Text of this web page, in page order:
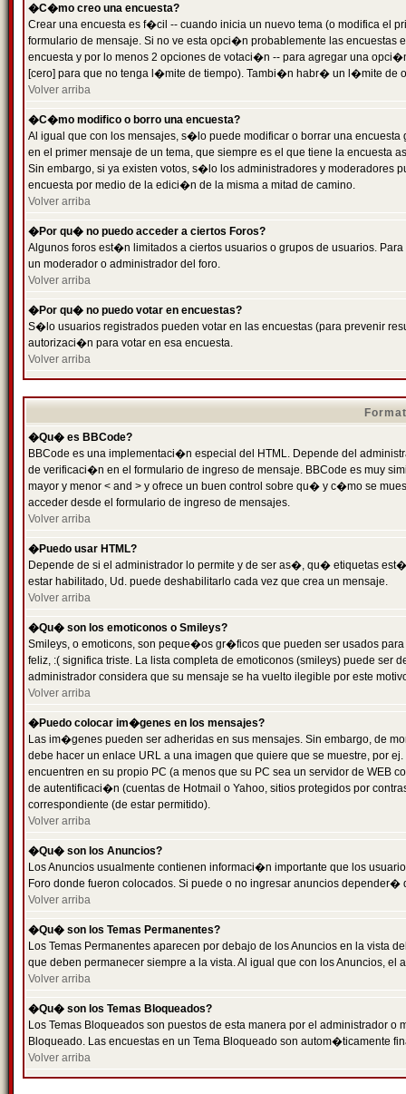
�C�mo creo una encuesta?
Crear una encuesta es f�cil -- cuando inicia un nuevo tema (o modifica el
formulario de mensaje. Si no ve esta opci�n probablemente las
encuesta y por lo menos 2 opciones de votaci�n -- para agregar una
[cero] para que no tenga l�mite de tiempo). Tambi�n habr� un l�mite de
Volver arriba
�C�mo modifico o borro una encuesta?
Al igual que con los mensajes, s�lo puede modificar o borrar una
en el primer mensaje de un tema, que siempre es el que tiene la encuesta
Sin embargo, si ya existen votos, s�lo los administradores y moderadores
encuesta por medio de la edici�n de la misma a mitad de camino.
Volver arriba
�Por qu� no puedo acceder a ciertos Foros?
Algunos foros est�n limitados a ciertos usuarios o grupos de usuarios.
un moderador o administrador del foro.
Volver arriba
�Por qu� no puedo votar en encuestas?
S�lo usuarios registrados pueden votar en las encuestas (para prevenir
autorizaci�n para votar en esa encuesta.
Volver arriba
�Qu� es BBCode?
BBCode es una implementaci�n especial del HTML. Depende del
de verificaci�n en el formulario de ingreso de mensaje. BBCode es muy
mayor y menor < and > y ofrece un buen control sobre qu� y c�mo se
acceder desde el formulario de ingreso de mensajes.
Volver arriba
�Puedo usar HTML?
Depende de si el administrador lo permite y de ser as�, qu� etiquetas
estar habilitado, Ud. puede deshabilitarlo cada vez que crea un mensaje.
Volver arriba
�Qu� son los emoticonos o Smileys?
Smileys, o emoticons, son peque�os gr�ficos que pueden ser usados
feliz, :( significa triste. La lista completa de emoticonos (smileys) puede
administrador considera que su mensaje se ha vuelto ilegible por este
Volver arriba
�Puedo colocar im�genes en los mensajes?
Las im�genes pueden ser adheridas en sus mensajes. Sin embargo, de
debe hacer un enlace URL a una imagen que quiere que se muestre, por
encuentren en su propio PC (a menos que su PC sea un servidor de
de autentificaci�n (cuentas de Hotmail o Yahoo, sitios protegidos por
correspondiente (de estar permitido).
Volver arriba
�Qu� son los Anuncios?
Los Anuncios usualmente contienen informaci�n importante que los
Foro donde fueron colocados. Si puede o no ingresar anuncios
Volver arriba
�Qu� son los Temas Permanentes?
Los Temas Permanentes aparecen por debajo de los Anuncios en la
que deben permanecer siempre a la vista. Al igual que con los Anuncios,
Volver arriba
�Qu� son los Temas Bloqueados?
Los Temas Bloqueados son puestos de esta manera por el administrador
Bloqueado. Las encuestas en un Tema Bloqueado son autom�ticamente
Volver arriba